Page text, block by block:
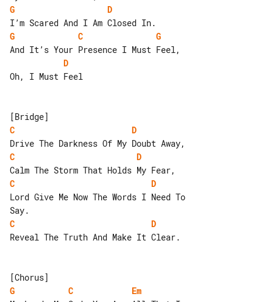
G
D
G
C
G
D
Oh, I Must Feel
C
D
C
D
C
D
Lord Give Me Now The Words I Need To
C
D
Reveal The Truth And Make It Clear.
G
C
Em